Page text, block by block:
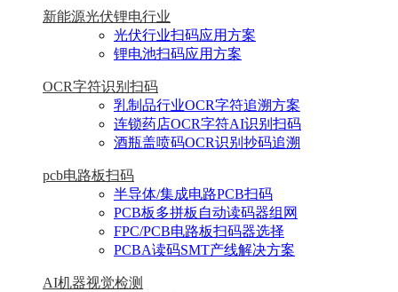
新能源光伏锂电行业
光伏行业扫码应用方案
锂电池扫码应用方案
OCR字符识别扫码
乳制品行业OCR字符追溯方案
连锁药店OCR字符AI识别扫码
酒瓶盖喷码OCR识别抄码追溯
pcb电路板扫码
半导体/集成电路PCB扫码
PCB板多拼板自动读码器组网
FPC/PCB电路板扫码器选择
PCBA读码SMT产线解决方案
AI机器视觉检测